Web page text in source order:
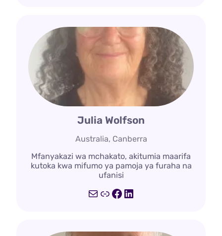
Julia Wolfson
Australia, Canberra
Mfanyakazi wa mchakato, akitumia maarifa
kutoka kwa mifumo ya pamoja ya furaha na
ufanisi
Barua
Kiungo
Facebook
LinkedIn